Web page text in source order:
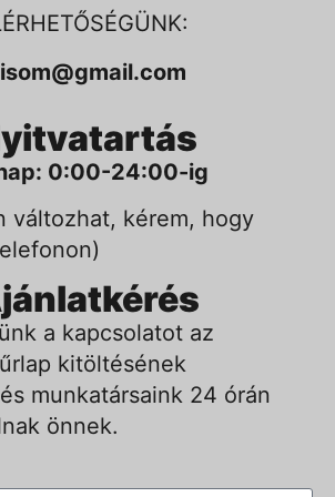
0:00-24:00-ig
változhat, kérem, hogy
a kapcsolatot az
kitöltésének
munkatársaink 24 órán
önnek.